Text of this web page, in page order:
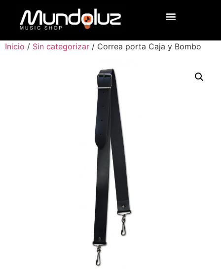
Inicio / Sin categorizar / Correa porta Caja y Bombo